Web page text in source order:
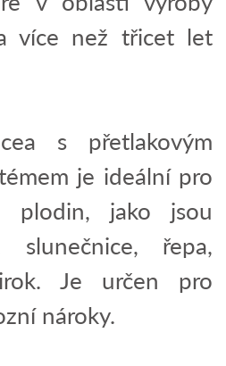
více než třicet let
s přetlakovým
je ideální pro
plodin, jako jsou
slunečnice, řepa,
Je určen pro
nároky.